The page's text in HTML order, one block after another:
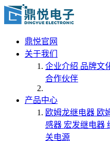
鼎悦官网
关于我们
企业介绍 品牌文
合作伙伴
产品中心
欧姆龙继电器 欧
感器 宏发继电器
关电源